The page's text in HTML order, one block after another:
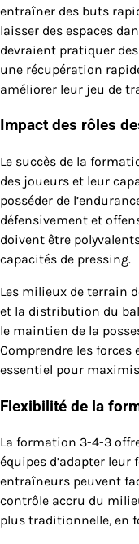
entraîner des buts
laisser des espaces
devraient pratiquer
une récupération
améliorer leur jeu de
Impact des rôles
Le succès de la
des joueurs et leur
posséder de
défensivement et
doivent être
capacités de pressing.
Les milieux de terrain
et la distribution du
le maintien de la
Comprendre les forces
essentiel pour
Flexibilité de la
La formation 3-4-3
équipes d’adapter
entraîneurs peuvent
contrôle accru du
plus traditionnelle, en